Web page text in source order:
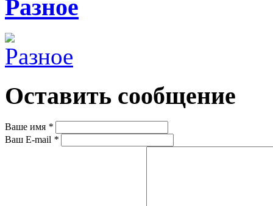
Разное
Оставить сообщение
Ваше имя *
Ваш E-mail *